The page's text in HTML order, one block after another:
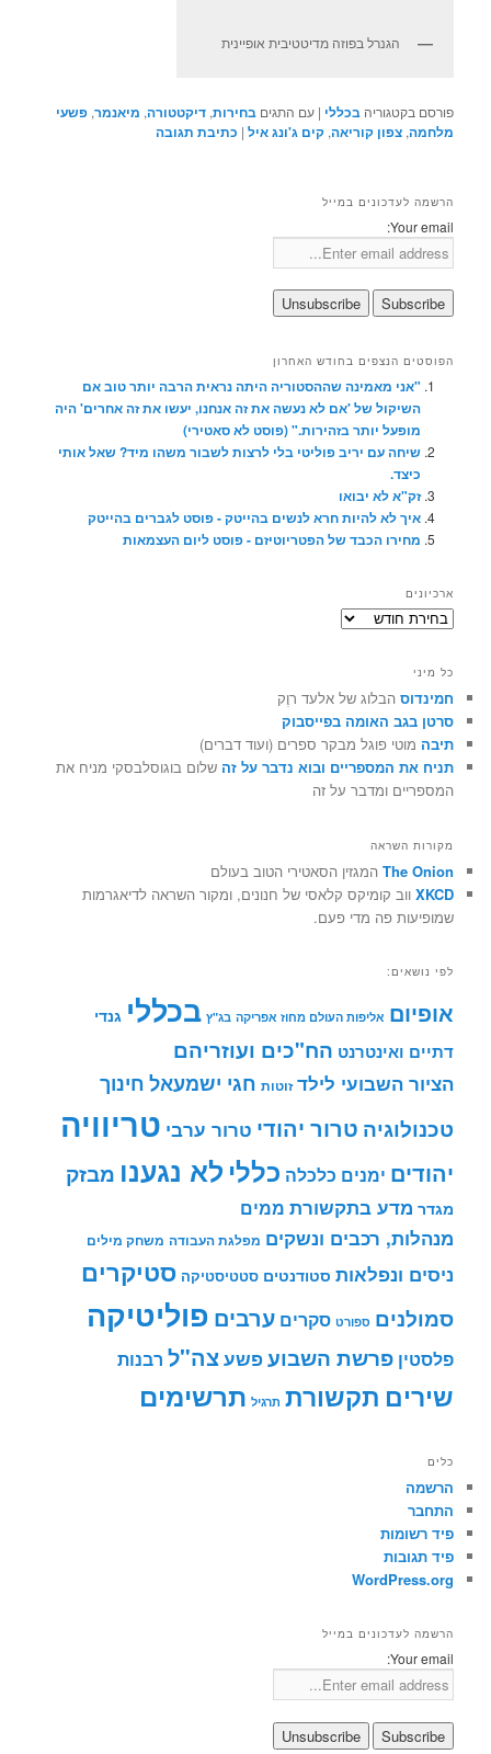
הגנרל בפוזה מדיטטיבית אופיינית
פורסם בקטגוריה בכללי |עם התגים בחירות,דיקטטורה, מיאנמר,פשעי
מלחמה,צפון קוריאה,קים ג'ונג איל | כתיבת תגובה
הרשמה לעדכונים במייל
Your email:
הפוסטים הנצפים בחודש האחרון
"אני מאמינה שההסטוריה היתה נראית הרבה יותר טוב אם
השיקול של 'אם לא נעשה את זה אנחנו, יעשו את זה אחרים' היה
מופעל יותר בזהירות." (פוסט לא סאטירי)
שיחה עם יריב פוליטי בלי לרצות לשבור משהו מיד? שאל אותי
כיצד.
זק"א לא יבואו
איך לא להיות חרא לנשים בהייטק - פוסט לגברים בהייטק
מחירו הכבד של הפטריוטיזם - פוסט ליום העצמאות
ארכיונים
ארכיונים
כל מיני
חמינדוס הבלוג של אלעד רוֶק
סרטן בגב האומה בפייסבוק
תיבה מוטי פוגל מבקר ספרים (ועוד דברים)
תניח את המספריים ובוא נדבר על זה שלום בוגוסלבסקי מניח את
המספריים ומדבר על זה
מקורות השראה
The Onion המגזין הסאטירי הטוב בעולם
XKCD ווב קומיקס קלאסי של חנונים, ומקור השראה לדיאגרמות
שמופיעות פה מדי פעם.
לפי נושאים:
אופיום אליפות העולם מחוז אפריקה בג"ץ בכללי גנדי
דתיים ואינטרנט הח"כים ועוזריהם
הציור השבועי לילד זוטות חגי ישמעאל חינוך
טכנולוגיה טרור יהודי טרור ערבי טריוויה
יהודים ימנים כלכלה כללי לא נגענו מבזק
מגדר מדע בתקשורת ממים
מנהלות, רכבים ונשקים מפלגת העבודה משחק מילים
ניסים ונפלאות סטודנטים סטטיסטיקה סטיקרים
סמולנים ספורט סקרים ערבים פוליטיקה
פלסטין פרשת השבועפשעצה"ל רבנות
שירים תקשורת תרגיל תרשימים
כלים
הרשמה
התחבר
פיד רשומות
פיד תגובות
WordPress.org
הרשמה לעדכונים במייל
Your email: